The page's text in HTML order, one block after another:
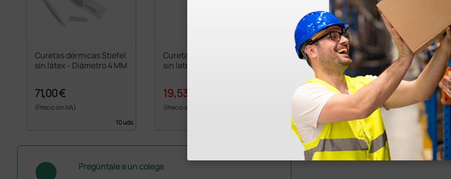
Curetas dérmicas Stiefel
sin látex - Diámetro 4 MM
71,00 €
(Precio sin IVA)
10 uds.
Curetas dérmicas GIMA
sin latex diam. 2 mm
19,53 €
(Precio sin IVA)
Pregúntale a un colega